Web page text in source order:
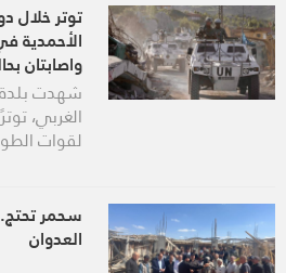
توتر خلال
الأحمدية
واصابتان
شهدت بلدة
الغربي،
لقوات
سحمر
العدوان